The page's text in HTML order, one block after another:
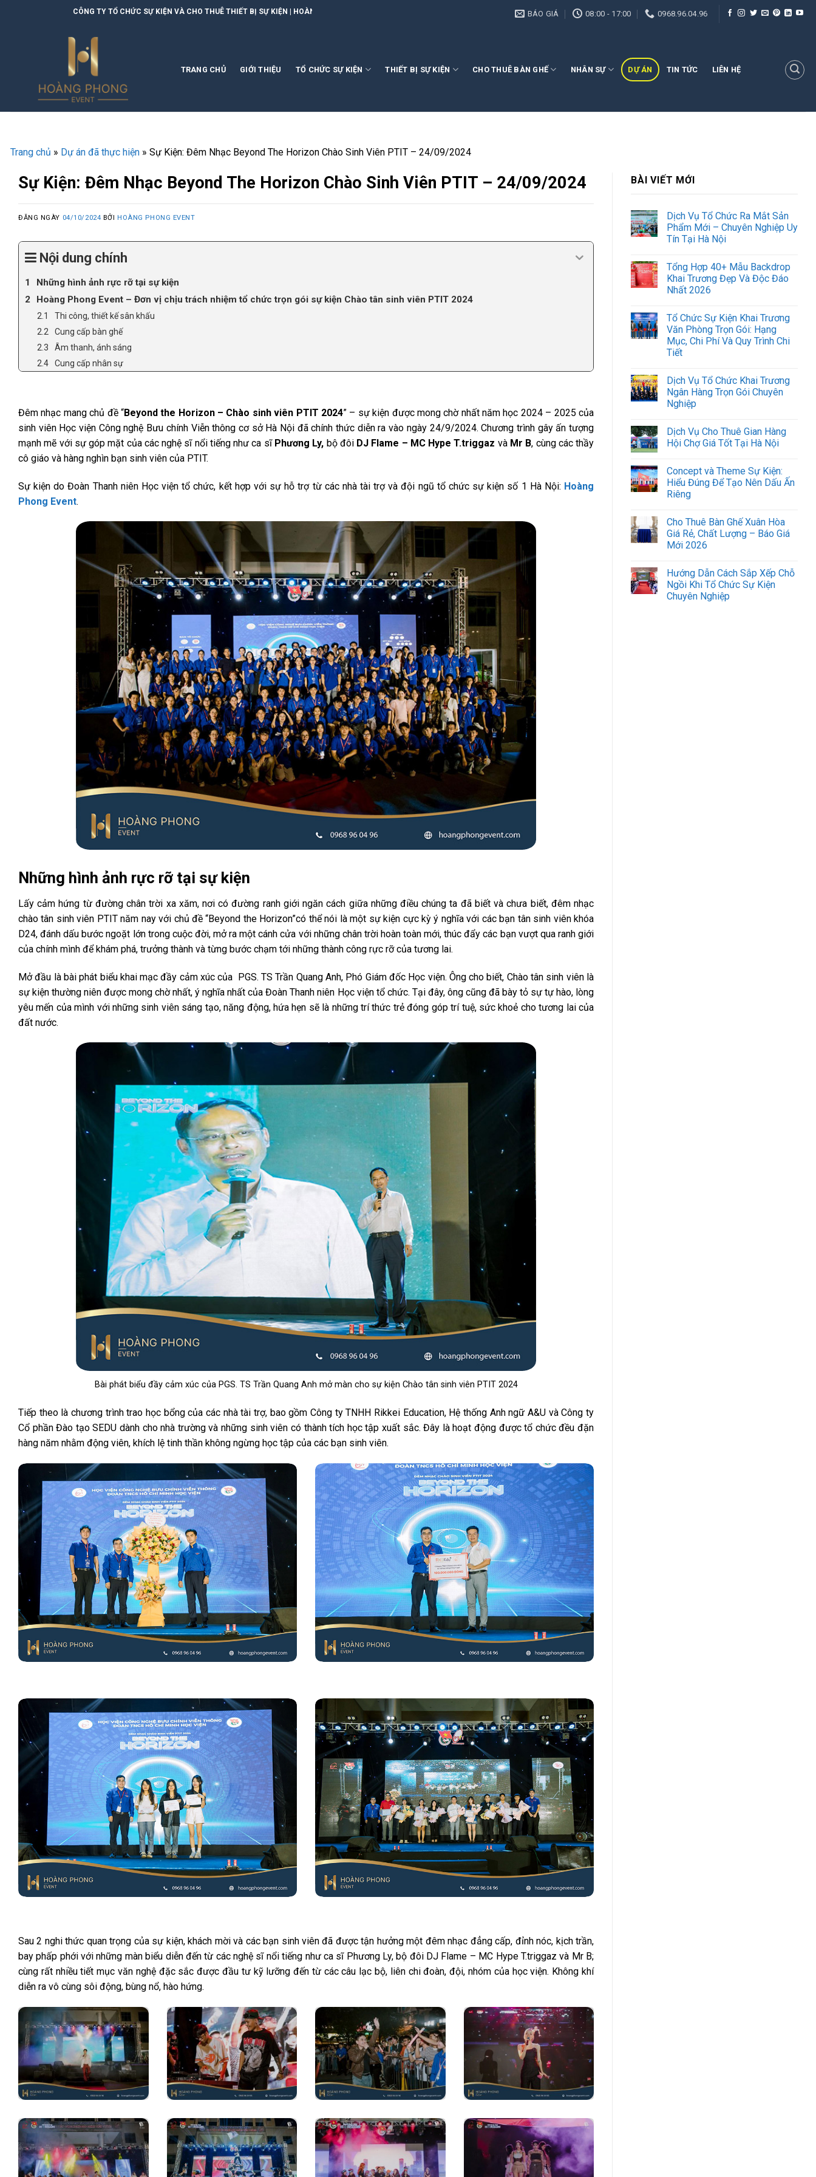
TY TỔ CHỨC SỰ KIỆN VÀ CHO THUÊ THIẾT BỊ SỰ KIỆN | HOÀNG PHONG EVENT BÁO GIÁ 08:00 - 17:00 0968.96.04.96
TRANG CHỦ GIỚI THIỆU TỔ CHỨC SỰ KIỆN THIẾT BỊ SỰ KIỆN CHO THUÊ BÀN GHẾ NHÂN SỰ DỰ ÁN TIN TỨC LIÊN HỆ
Trang chủ » Dự án đã thực hiện » Sự Kiện: Đêm Nhạc Beyond The Horizon Chào Sinh Viên PTIT – 24/09/2024
Sự Kiện: Đêm Nhạc Beyond The Horizon Chào Sinh Viên PTIT – 24/09/2024
ĐĂNG NGÀY 04/10/2024 BỞI HOÀNG PHONG EVENT
Nội dung chính
Những hình ảnh rực rỡ tại sự kiện
Hoàng Phong Event – Đơn vị chịu trách nhiệm tổ chức trọn gói sự kiện Chào tân sinh viên PTIT 2024
Thi công, thiết kế sân khấu
Cung cấp bàn ghế
Âm thanh, ánh sáng
Cung cấp nhân sự
Đêm nhạc mang chủ đề “Beyond the Horizon – Chào sinh viên PTIT 2024” – sự kiện được mong chờ nhất năm học 2024 – 2025 của
sinh viên Học viện Công nghệ Bưu chính Viễn thông cơ sở Hà Nội đã chính thức diễn ra vào ngày 24/9/2024. Chương trình gây ấn tượng
mạnh mẽ với sự góp mặt của các nghệ sĩ nổi tiếng như ca sĩ Phương Ly, bộ đôi DJ Flame – MC Hype T.triggaz và Mr B, cùng các thầy
cô giáo và hàng nghìn bạn sinh viên của PTIT.
Sự kiện do Đoàn Thanh niên Học viện tổ chức, kết hợp với sự hỗ trợ từ các nhà tài trợ và đội ngũ tổ chức sự kiện số 1 Hà Nội: Hoàng
Phong Event.
Những hình ảnh rực rỡ tại sự kiện
Lấy cảm hứng từ đường chân trời xa xăm, nơi có đường ranh giới ngăn cách giữa những điều chúng ta đã biết và chưa biết, đêm nhạc
chào tân sinh viên PTIT năm nay với chủ đề “Beyond the Horizon”có thể nói là một sự kiện cực kỳ ý nghĩa với các bạn tân sinh viên khóa
D24, đánh dấu bước ngoặt lớn trong cuộc đời, mở ra một cánh cửa với những chân trời hoàn toàn mới, thúc đẩy các bạn vượt qua ranh giới
của chính mình để khám phá, trưởng thành và từng bước chạm tới những thành công rực rỡ của tương lai.
Mở đầu là bài phát biểu khai mạc đầy cảm xúc của PGS. TS Trần Quang Anh, Phó Giám đốc Học viện. Ông cho biết, Chào tân sinh viên là
sự kiện thường niên được mong chờ nhất, ý nghĩa nhất của Đoàn Thanh niên Học viện tổ chức. Tại đây, ông cũng đã bày tỏ sự tự hào, lòng
yêu mến của mình với những sinh viên sáng tạo, năng động, hứa hẹn sẽ là những trí thức trẻ đóng góp trí tuệ, sức khoẻ cho tương lai của
đất nước.
Bài phát biểu đầy cảm xúc của PGS. TS Trần Quang Anh mở màn cho sự kiện Chào tân sinh viên PTIT 2024
Tiếp theo là chương trình trao học bổng của các nhà tài trợ, bao gồm Công ty TNHH Rikkei Education, Hệ thống Anh ngữ A&U và Công ty
Cổ phần Đào tạo SEDU dành cho nhà trường và những sinh viên có thành tích học tập xuất sắc. Đây là hoạt động được tổ chức đều đặn
hàng năm nhằm động viên, khích lệ tinh thần không ngừng học tập của các bạn sinh viên.
Sau 2 nghi thức quan trọng của sự kiện, khách mời và các bạn sinh viên đã được tận hưởng một đêm nhạc đẳng cấp, đỉnh nóc, kịch trần,
bay phấp phới với những màn biểu diễn đến từ các nghệ sĩ nổi tiếng như ca sĩ Phương Ly, bộ đôi DJ Flame – MC Hype T.triggaz và Mr B;
cùng rất nhiều tiết mục văn nghệ đặc sắc được đầu tư kỹ lưỡng đến từ các câu lạc bộ, liên chi đoàn, đội, nhóm của học viện. Không khí
diễn ra vô cùng sôi động, bùng nổ, hào hứng.
BÀI VIẾT MỚI
Dịch Vụ Tổ Chức Ra Mắt Sản
Phẩm Mới – Chuyên Nghiệp Uy
Tín Tại Hà Nội
Tổng Hợp 40+ Mẫu Backdrop
Khai Trương Đẹp Và Độc Đáo
Nhất 2026
Tổ Chức Sự Kiện Khai Trương
Văn Phòng Trọn Gói: Hạng
Mục, Chi Phí Và Quy Trình Chi
Tiết
Dịch Vụ Tổ Chức Khai Trương
Ngân Hàng Trọn Gói Chuyên
Nghiệp
Dịch Vụ Cho Thuê Gian Hàng
Hội Chợ Giá Tốt Tại Hà Nội
Concept và Theme Sự Kiện:
Hiểu Đúng Để Tạo Nên Dấu Ấn
Riêng
Cho Thuê Bàn Ghế Xuân Hòa
Giá Rẻ, Chất Lượng – Báo Giá
Mới 2026
Hướng Dẫn Cách Sắp Xếp Chỗ
Ngồi Khi Tổ Chức Sự Kiện
Chuyên Nghiệp